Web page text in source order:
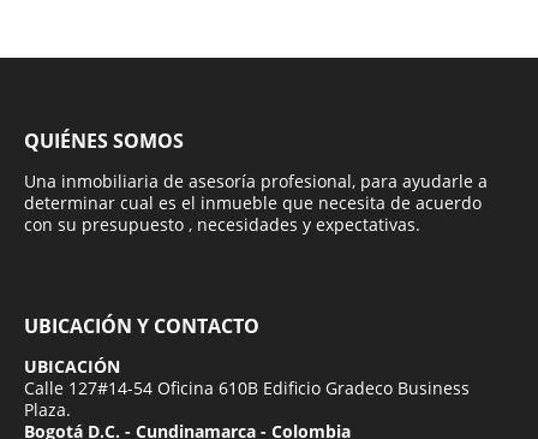
QUIÉNES SOMOS
Una inmobiliaria de asesoría profesional, para ayudarle a
determinar cual es el inmueble que necesita de acuerdo
con su presupuesto , necesidades y expectativas.
UBICACIÓN Y CONTACTO
UBICACIÓN
Calle 127#14-54 Oficina 610B Edificio Gradeco Business
Plaza.
Bogotá D.C. - Cundinamarca - Colombia